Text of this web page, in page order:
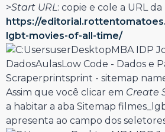
>Start URL : copie e cole a URL da
https://
lgbt-movies-of-all-time/
Assim que você clicar em Create
a habitar a aba Sitemap
apresenta ao campo dos